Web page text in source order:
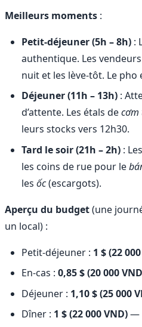
Meilleurs moments :
Petit-déjeuner (5h – 8h) :
authentique. Les
nuit et les lève-tôt. Le pho
Déjeuner (11h – 13h) :
d’attente. Les étals decơm
leurs stocks vers 12h30.
Tard le soir (21h – 2h) :
les coins de rue pour le
les ốc(escargots).
Aperçu du budget(une
un local) :
Petit-déjeuner : 1 $ (22
En-cas : 0,85 $ (20 000
Déjeuner : 1,10 $ (25 000
Dîner : 1 $ (22 000 VND)—